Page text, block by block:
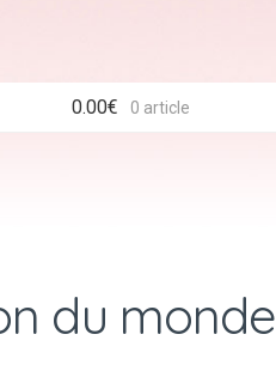
0.00€ 0 article
du monde